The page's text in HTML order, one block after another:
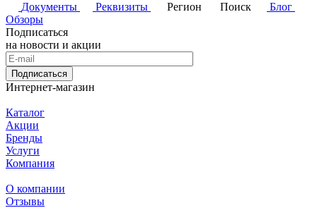
Документы
Реквизиты Регион Поиск
Блог
Обзоры
Подписаться
на новости и акции
Подписаться
Интернет-магазин
Каталог
Акции
Бренды
Услуги
Компания
О компании
Отзывы